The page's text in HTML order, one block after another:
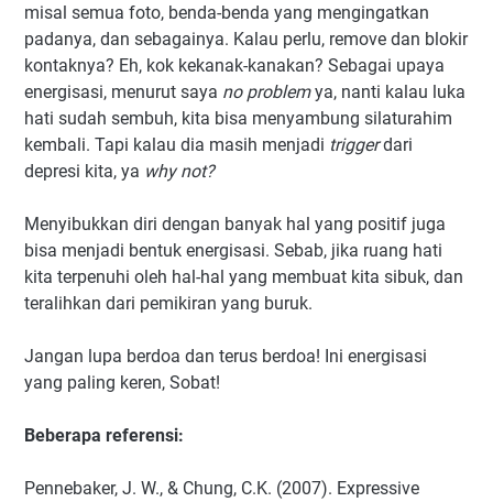
misal semua foto, benda-benda yang mengingatkan
padanya, dan sebagainya. Kalau perlu, remove dan blokir
kontaknya? Eh, kok kekanak-kanakan? Sebagai upaya
energisasi, menurut saya no problemya, nanti kalau luka
hati sudah sembuh, kita bisa menyambung silaturahim
kembali. Tapi kalau dia masih menjadi triggerdari
depresi kita, ya why not?
Menyibukkan diri dengan banyak hal yang positif juga
bisa menjadi bentuk energisasi. Sebab, jika ruang hati
kita terpenuhi oleh hal-hal yang membuat kita sibuk, dan
teralihkan dari pemikiran yang buruk.
Jangan lupa berdoa dan terus berdoa! Ini energisasi
yang paling keren, Sobat!
Beberapa referensi:
Pennebaker, J. W., & Chung, C.K. (2007). Expressive